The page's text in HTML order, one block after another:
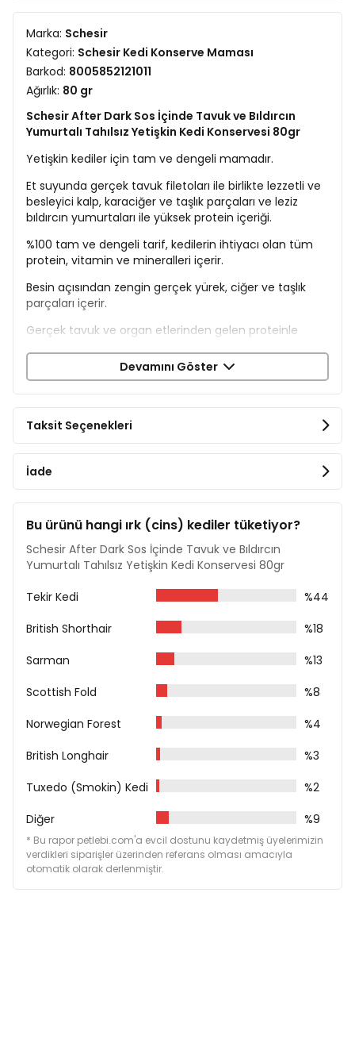
Marka: Schesir
Kategori: Schesir Kedi Konserve Maması
Barkod: 8005852121011
Ağırlık: 80 gr
Schesir After Dark Sos İçinde Tavuk ve Bıldırcın
Yumurtalı Tahılsız Yetişkin Kedi Konservesi 80gr
Yetişkin kediler için tam ve dengeli mamadır.
Et suyunda gerçek tavuk filetoları ile birlikte lezzetli ve
besleyici kalp, karaciğer ve taşlık parçaları ve leziz
bıldırcın yumurtaları ile yüksek protein içeriği.
%100 tam ve dengeli tarif, kedilerin ihtiyacı olan tüm
protein, vitamin ve mineralleri içerir.
Besin açısından zengin gerçek yürek, ciğer ve taşlık
parçaları içerir.
Gerçek tavuk ve organ etlerinden gelen proteinle
Et suyunda lezzetli filetolar halindedir.
sağlamak için sıvılarla doludur.
Minimum işleme tabi tutulmuş, yüksek besin değerine
Tavuk %58 (taşlık %5, karaciğer %5, yürek %5)
Bıldırcın Yumurtası %6
Tavuk Pişirme Suyu %31
Tapyoka Nişastası
Ham Yağ %2
Ham Selüloz %0,5
Ca %0,219
Besin Katkı Maddeleri
Taurin 500 mg/kg
Demir 10.5 mg/kg
Çinko 22 mg/kg
Manganez 4.5 mg/kg
Devamını Göster
Taksit Seçenekleri
İade
Bu ürünü hangi ırk (cins) kediler tüketiyor?
Schesir After Dark Sos İçinde Tavuk ve Bıldırcın
Yumurtalı Tahılsız Yetişkin Kedi Konservesi 80gr
Tekir Kedi
%44
British Shorthair
%18
Sarman
%13
Scottish Fold
%8
Norwegian Forest
%4
British Longhair
%3
Tuxedo (Smokin) Kedi
%2
Diğer
%9
* Bu rapor petlebi.com'a evcil dostunu kaydetmiş üyelerimizin
verdikleri siparişler üzerinden referans olması amacıyla
otomatik olarak derlenmiştir.